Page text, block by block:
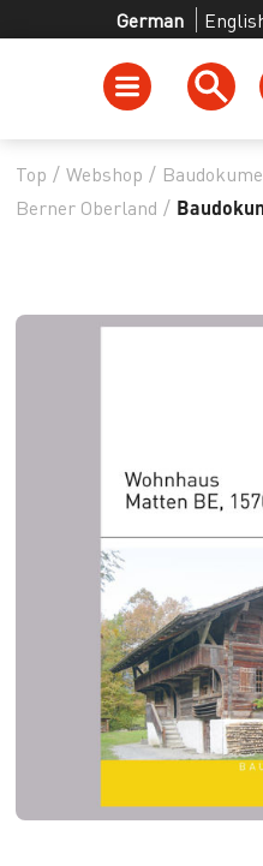
German
Top / Webshop /
Berner Oberland /